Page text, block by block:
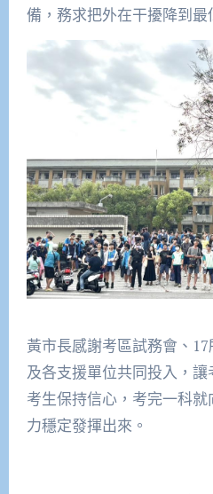
備，務求把外在干擾降到最
黃市長感謝考區試務會、
及各支援單位共同投入，
考生保持信心，考完一科
力穩定發揮出來。